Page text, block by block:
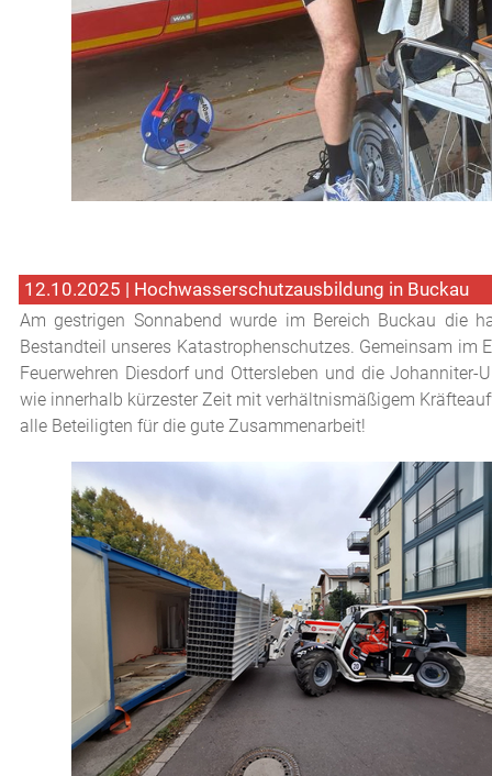
12.10.2025 | Hochwasserschutzausbildung in Buckau
Am gestrigen Sonnabend wurde im Bereich Buckau die
Bestandteil unseres Katastrophenschutzes. Gemeinsam im
Feuerwehren Diesdorf und Ottersleben und die
wie innerhalb kürzester Zeit mit verhältnismäßigem
alle Beteiligten für die gute Zusammenarbeit!